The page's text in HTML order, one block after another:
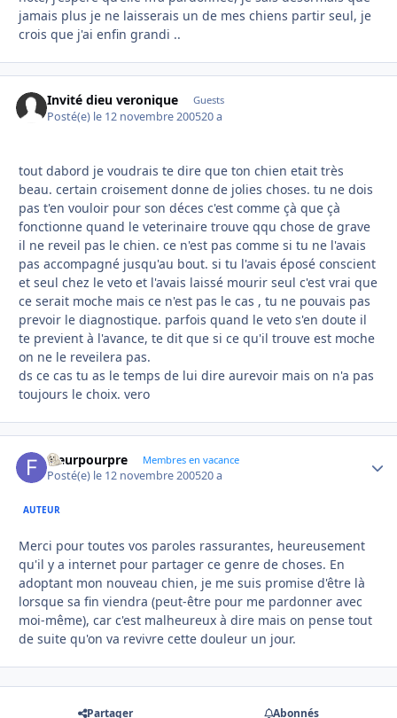
jamais plus je ne laisserais un de mes chiens partir seul, je
crois que j'ai enfin grandi ..
Invité dieu veronique Guests
Posté(e) le 12 novembre 200520 a
tout dabord je voudrais te dire que ton chien etait très
beau. certain croisement donne de jolies choses. tu ne dois
pas t'en vouloir pour son déces c'est comme çà que çà
fonctionne quand le veterinaire trouve qqu chose de grave
il ne reveil pas le chien. ce n'est pas comme si tu ne l'avais
pas accompagné jusqu'au bout. si tu l'avais éposé conscient
et seul chez le veto et l'avais laissé mourir seul c'est vrai que
ce serait moche mais ce n'est pas le cas , tu ne pouvais pas
prevoir le diagnostique. parfois quand le veto s'en doute il
te previent à l'avance, te dit que si ce qu'il trouve est moche
on ne le reveilera pas.
ds ce cas tu as le temps de lui dire aurevoir mais on n'a pas
toujours le choix. vero
Fleurpourpre Membres en vacance
Posté(e) le 12 novembre 200520 a
AUTEUR
Merci pour toutes vos paroles rassurantes, heureusement
qu'il y a internet pour partager ce genre de choses. En
adoptant mon nouveau chien, je me suis promise d'être là
lorsque sa fin viendra (peut-être pour me pardonner avec
moi-même), car c'est malheureux à dire mais on pense tout
de suite qu'on va revivre cette douleur un jour.
Partager Abonnés